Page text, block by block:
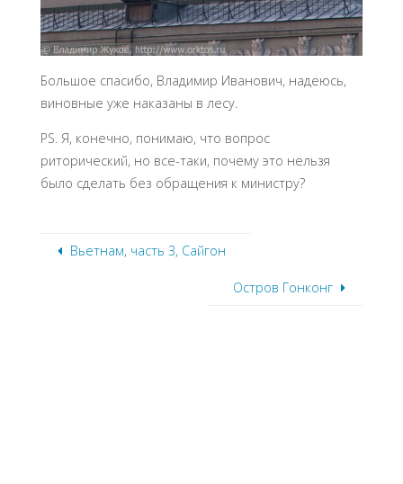
Большое спасибо, Владимир Иванович, надеюсь,
виновные уже наказаны в лесу.
PS. Я, конечно, понимаю, что вопрос
риторический, но все-таки, почему это нельзя
было сделать без обращения к министру?
Вьетнам, часть 3, Сайгон
Остров Гонконг